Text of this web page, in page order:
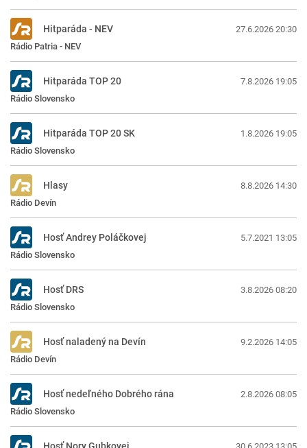
Rádio Patria - NEV
Hitparáda - NEV 27.6.2026 20:30
Rádio Slovensko
Hitparáda TOP 20 7.8.2026 19:05
Rádio Slovensko
Hitparáda TOP 20 SK 1.8.2026 19:05
Rádio Devín
Hlasy 8.8.2026 14:30
Rádio Slovensko
Hosť Andrey Poláčkovej 5.7.2021 13:05
Rádio Slovensko
Hosť DRS 3.8.2026 08:20
Rádio Devín
Hosť naladený na Devín 9.2.2026 14:05
Rádio Slovensko
Hosť nedeľného Dobrého rána 2.8.2026 08:05
Hosť Nory Gubkovej 30.6.2023 13:05